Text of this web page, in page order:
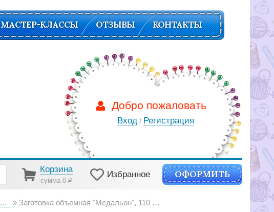
МАСТЕР-КЛАССЫ ОТЗЫВЫ КОНТАКТЫ
Добро пожаловать
Вход / Регистрация
Корзина
сумма 0Р
Избранное ОФОРМИТЬ
Заготовка объемная "Медальон", 110 мм К8А